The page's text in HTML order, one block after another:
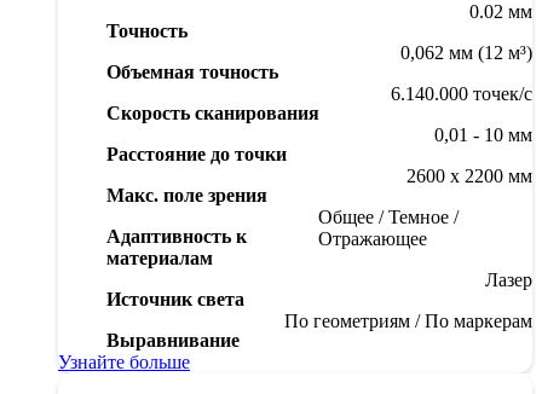
Точность
0.02 мм
Объемная точность
0,062 мм (12 м³)
Скорость сканирования
6.140.000 точек/с
Расстояние до точки
0,01 - 10 мм
Макс. поле зрения
2600 x 2200 мм
Адаптивность к
материалам
Общее / Темное /
Отражающее
Источник света
Лазер
Выравнивание
По геометриям / По маркерам
Узнайте больше